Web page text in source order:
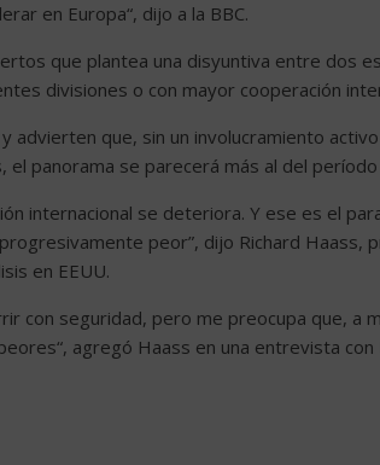
en Europa“, dijo a la BBC.
que plantea una disyuntiva entre dos
divisiones o con mayor cooperación
advierten que, sin un involucramiento
el panorama se parecerá más al del
internacional se deteriora. Y ese es el
peor”, dijo Richard Haass,
en EEUU.
con seguridad, pero me preocupa que, a
agregó Haass en una entrevista con